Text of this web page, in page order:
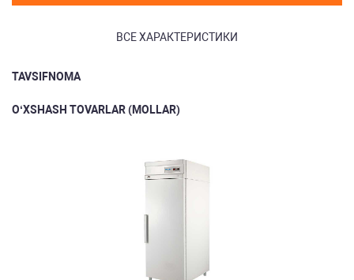
ВСЕ ХАРАКТЕРИСТИКИ
TAVSIFNOMA
O‘XSHASH TOVARLAR (MOLLAR)